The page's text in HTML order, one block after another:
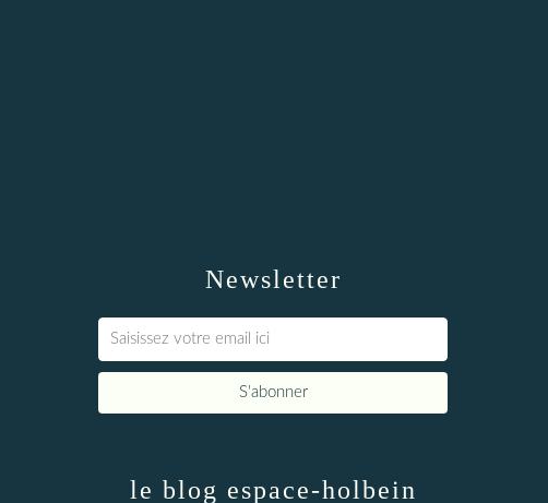
Newsletter
le blog espace-holbein